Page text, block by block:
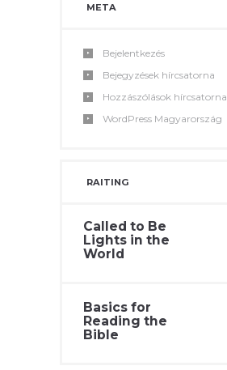
META
Bejelentkezés
Bejegyzések hírcsatorna
Hozzászólások hírcsatorna
WordPress Magyarország
RAITING
Called to Be
Lights in the
World
Basics for
Reading the
Bible